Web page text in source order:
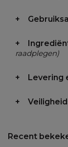
raadplegen)
Levering
Recent